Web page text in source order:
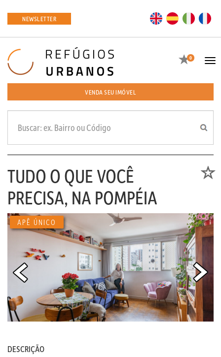
NEWSLETTER EN ES
Favoritos
0
VENDA SEU IMÓVEL
TUDO O QUE VOCÊ
PRECISA, NA POMPÉIA
APÊ ÚNICO
DESCRIÇÃO